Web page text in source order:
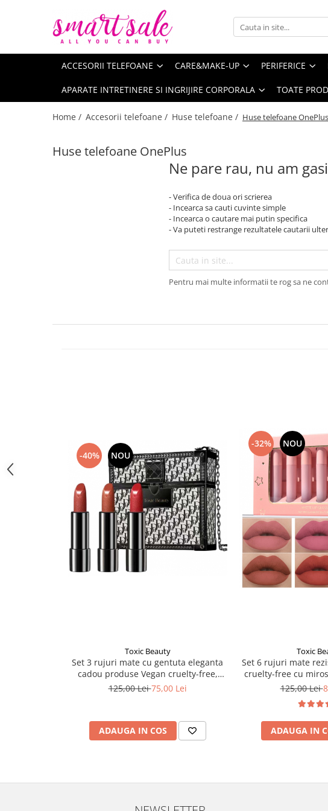
Accesorii telefoane
Huse telefoane
Care&Make-up
Seturi de rujuri
Masti pentru ten si gomaje
Ingrijirea parului & Hairstyling
Periferice
Produse pentru copii
Jucarii educative
Decoratiuni Craciun
Smartwatch & bijuterii
Smartwatch / Ceas inteligent
Bijuterii dama
Bijuterii barbati
Aparate intretinere si ingrijire corporala
Aparate de infrumusetare
ACCESORII TELEFOANE CARE&MAKE-UP PERIFERICE
APARATE INTRETINERE SI INGRIJIRE CORPORALA TOATE
Home / Accesorii telefoane / Huse telefoane / Huse telefoane OnePlus
Huse telefoane OnePlus
Ne pare rau, nu am
- Verifica de doua ori scrierea
- Incearca sa cauti cuvinte simple
- Incearca o cautare mai putin specifica
- Va puteti restrange rezultatele cautarii
Pentru mai multe informatii te rog sa ne
-40% NOU
Toxic Beauty
Set 3 rujuri mate cu gentuta eleganta
cadou produse Vegan cruelty-free,
rosu
125,00 Lei75,00 Lei
ADAUGA IN COS
-32% NOU
Toxic
Set 6 rujuri mate
cruelty-free cu
125,00 Lei
ADAUGA IN